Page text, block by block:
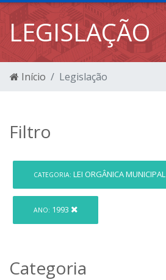
LEGISLAÇÃO
Início Legislação
Filtro
CATEGORIA: LEI ORGÂNICA MUNICIPAL
ANO: 1993
Categoria